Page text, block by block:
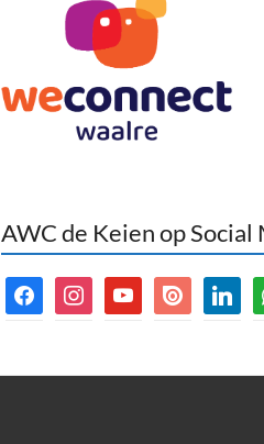
AWC de Keien op Social
facebookinstagramyoutubeissuu linkedin